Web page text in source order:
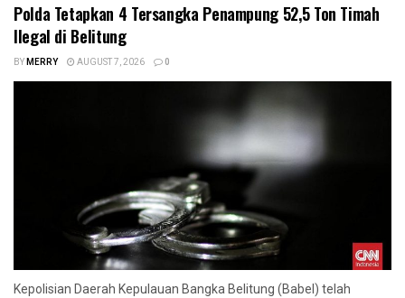
Polda Tetapkan 4 Tersangka Penampung 52,5 Ton Timah
Ilegal di Belitung
BYMERRY AUGUST 7, 2026 0
Kepolisian Daerah Kepulauan Bangka Belitung (Babel) telah